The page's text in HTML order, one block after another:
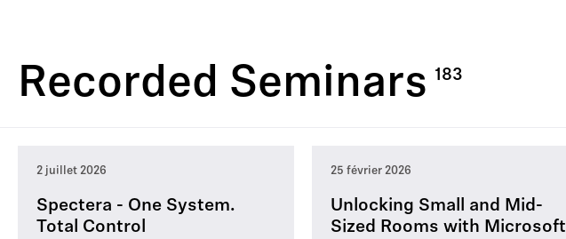
Recorded Seminars
2 juillet 2026
Spectera - One System.
Total Control
25 février 2026
Unlocking Small and Mid-
Sized Rooms with Microsoft